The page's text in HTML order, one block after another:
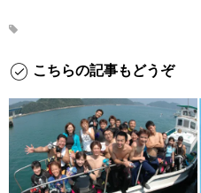
こちらの記事もどうぞ